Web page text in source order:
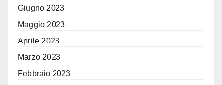
Giugno 2023
Maggio 2023
Aprile 2023
Marzo 2023
Febbraio 2023